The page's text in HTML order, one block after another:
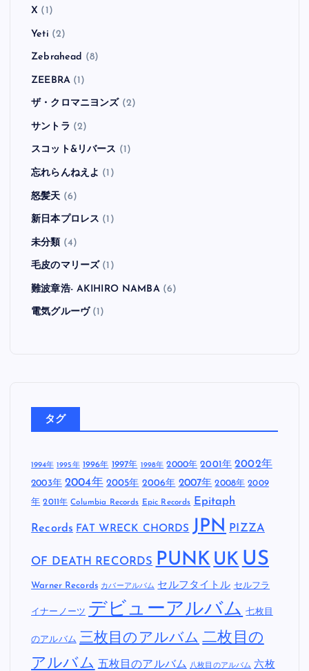
X (1)
Yeti (2)
Zebrahead (8)
ZEEBRA(1)
ザ・クロマニヨンズ (2)
サントラ (2)
スコット&リバース (1)
忘れらんねえよ (1)
怒髪天 (6)
新日本プロレス (1)
未分類 (4)
毛皮のマリーズ (1)
難波章浩- AKIHIRO NAMBA(6)
電気グルーヴ(1)
タグ
1994年 1995年 1996年 1997年 1998年 2000年 2001年 2002年
2003年 2004年 2005年 2006年 2007年 2008年 2009
年 2011年 Columbia Records Epic Records Epitaph
Records FAT WRECK CHORDS JPN PIZZA
OF DEATH RECORDS PUNK UK US
Warner Records カバーアルバム セルフタイトル セルフラ
イナーノーツ デビューアルバム 七枚目
のアルバム 三枚目のアルバム 二枚目の
アルバム 五枚目のアルバム 八枚目のアルバム 六枚